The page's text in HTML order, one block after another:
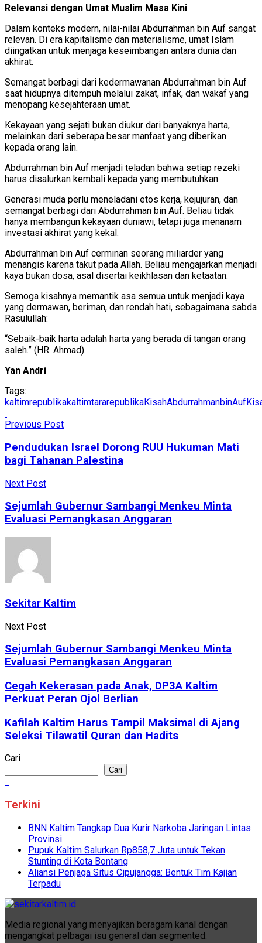
Relevansi dengan Umat Muslim Masa Kini
Dalam konteks modern, nilai-nilai Abdurrahman bin Auf sangat
relevan. Di era kapitalisme dan materialisme, umat Islam
diingatkan untuk menjaga keseimbangan antara dunia dan
akhirat.
Semangat berbagi dari kedermawanan Abdurrahman bin Auf
saat hidupnya ditempuh melalui zakat, infak, dan wakaf yang
menopang kesejahteraan umat.
Kekayaan yang sejati bukan diukur dari banyaknya harta,
melainkan dari seberapa besar manfaat yang diberikan
kepada orang lain.
Abdurrahman bin Auf menjadi teladan bahwa setiap rezeki
harus disalurkan kembali kepada yang membutuhkan.
Generasi muda perlu meneladani etos kerja, kejujuran, dan
semangat berbagi dari Abdurrahman bin Auf. Beliau tidak
hanya membangun kekayaan duniawi, tetapi juga menanam
investasi akhirat yang kekal.
Abdurrahman bin Auf cerminan seorang miliarder yang
menangis karena takut pada Allah. Beliau mengajarkan menjadi
kaya bukan dosa, asal disertai keikhlasan dan ketaatan.
Semoga kisahnya memantik asa semua untuk menjadi kaya
yang dermawan, beriman, dan rendah hati, sebagaimana sabda
Rasulullah:
“Sebaik-baik harta adalah harta yang berada di tangan orang
saleh.” (HR. Ahmad).
Yan Andri
Tags:
kaltimrepublikakaltimtararepublikaKisahAbdurrahmanbinAuf
Previous Post
Pendudukan Israel Dorong RUU Hukuman Mati
bagi Tahanan Palestina
Next Post
Sejumlah Gubernur Sambangi Menkeu Minta
Evaluasi Pemangkasan Anggaran
Sekitar Kaltim
Next Post
Sejumlah Gubernur Sambangi Menkeu Minta
Evaluasi Pemangkasan Anggaran
Cegah Kekerasan pada Anak, DP3A Kaltim
Perkuat Peran Ojol Berlian
Kafilah Kaltim Harus Tampil Maksimal di Ajang
Seleksi Tilawatil Quran dan Hadits
Cari
Cari
Terkini
BNN Kaltim Tangkap Dua Kurir Narkoba Jaringan Lintas
Provinsi
Pupuk Kaltim Salurkan Rp858,7 Juta untuk Tekan
Stunting di Kota Bontang
Aliansi Penjaga Situs Cipujangga: Bentuk Tim Kajian
Terpadu
Media regional yang menyajikan beragam kanal dengan
mengangkat pelbagai isu general dan segmented.